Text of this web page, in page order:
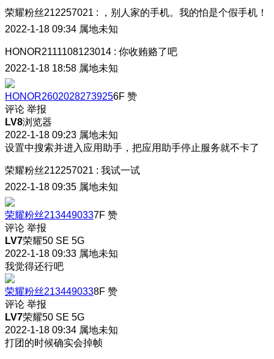
荣耀粉丝212257021 :
，别人家的手机。我的怕是个假手机！
2022-1-18 09:34 属地未知
HONOR2111108123014 : 你收贿赂了吧
2022-1-18 18:58 属地未知
HONOR26020282739256F 赞
评论 举报
LV8浏览器
2022-1-18 09:23 属地未知
设置中搜索并进入应用助手，把应用助手停止服务就不卡了
荣耀粉丝212257021 : 我试一试
2022-1-18 09:35 属地未知
荣耀粉丝2134490337F 赞
评论 举报
LV7荣耀50 SE 5G
2022-1-18 09:33 属地未知
我觉得还行吧
荣耀粉丝2134490338F 赞
评论 举报
LV7荣耀50 SE 5G
2022-1-18 09:34 属地未知
打团的时候确实会掉帧